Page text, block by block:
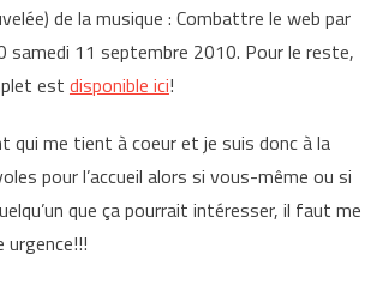
de la musique : Combattre le web par
samedi 11 septembre 2010. Pour le reste,
est disponible ici!
qui me tient à coeur et je suis donc à la
pour l’accueil alors si vous-même ou si
que ça pourrait intéresser, il faut me